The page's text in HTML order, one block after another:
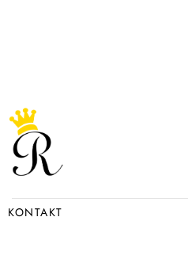
KONTAKT